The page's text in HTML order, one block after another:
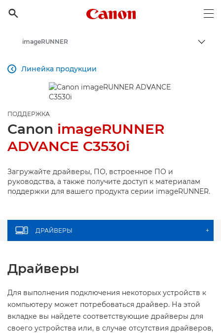

Canon Logo, back to
imageRUNNER
Линейка продукции

ПОДДЕРЖКА
Canon imageRUNNER
ADVANCE C3530i
Загружайте драйверы, ПО, встроенное ПО и
руководства, а также получите доступ к материалам
поддержки для вашего продукта серии imageRUNNER.
ДРАЙВЕРЫ +
Драйверы
Для выполнения подключения некоторых устройств к
компьютеру может потребоваться драйвер. На этой
вкладке вы найдете соответствующие драйверы для
своего устройства или, в случае отсутствия драйверов,